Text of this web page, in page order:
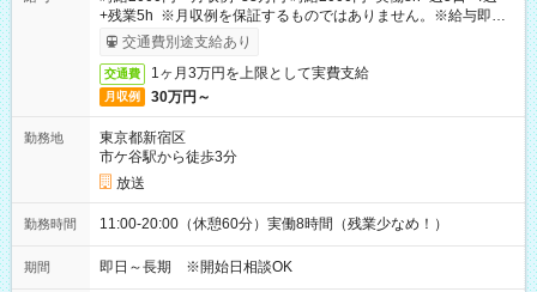
+残業5h ※月収例を保証するものではありません。※給与即受
取りサービス利用可（利用条件有）
交通費別途支給あり
交通費 1ヶ月3万円を上限として実費支給
月収例 30万円～
勤務地
東京都新宿区
市ケ谷駅から徒歩3分
放送
勤務時間 11:00-20:00（休憩60分）実働8時間（残業少なめ！）
期間 即日～長期 ※開始日相談OK